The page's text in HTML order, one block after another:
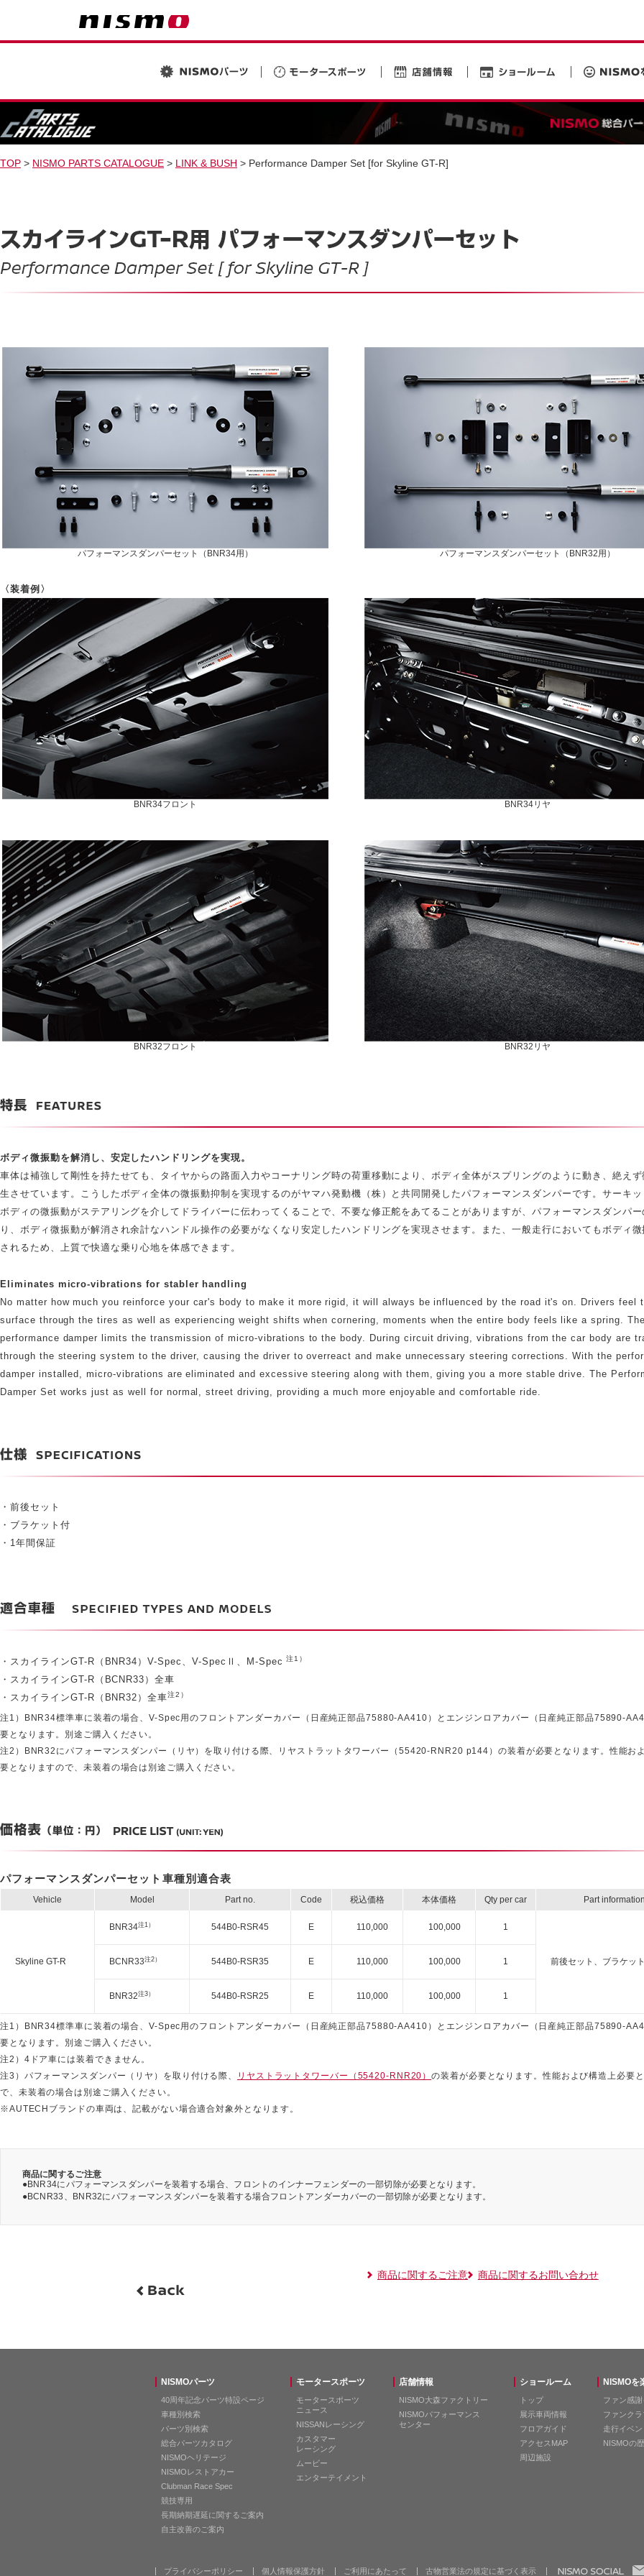
TOP > NISMO PARTS CATALOGUE > LINK & BUSH > Performance Damper Set [for Skyline GT-R]
パフォーマンスダンパーセット（BNR34用） パフォーマンスダンパーセット（BNR32用）
〈装着例〉
BNR34フロント BNR34リヤ
BNR32フロント BNR32リヤ
ボディ微振動を解消し、安定したハンドリングを実現。
車体は補強して剛性を持たせても、タイヤからの路面入力やコーナリング時の荷重移動により、ボディ全体がスプリングのように動き、絶えず
生させています。こうしたボディ全体の微振動抑制を実現するのがヤマハ発動機（株）と共同開発したパフォーマンスダンパーです。サーキッ
ボディの微振動がステアリングを介してドライバーに伝わってくることで、不要な修正舵をあてることがありますが、パフォーマンスダンパー
り、ボディ微振動が解消され余計なハンドル操作の必要がなくなり安定したハンドリングを実現させます。また、一般走行においてもボディ微
されるため、上質で快適な乗り心地を体感できます。
Eliminates micro-vibrations for stabler handling
No matter how much you reinforce your car's body to make it more rigid, it will always be influenced by the road it's on. Drivers feel
surface through the tires as well as experiencing weight shifts when cornering, moments when the entire body feels like a spring. The
performance damper limits the transmission of micro-vibrations to the body. During circuit driving, vibrations from the car body are
through the steering system to the driver, causing the driver to overreact and make unnecessary steering corrections. With the
damper installed, micro-vibrations are eliminated and excessive steering along with them, giving you a more stable drive. The
Damper Set works just as well for normal, street driving, providing a much more enjoyable and comfortable ride.
・前後セット
・ブラケット付
・1年間保証
・スカイラインGT-R（BNR34）V-Spec、V-SpecⅡ、M-Spec注1）
・スカイラインGT-R（BCNR33）全車
・スカイラインGT-R（BNR32）全車注2）
注1）BNR34標準車に装着の場合、V-Spec用のフロントアンダーカバー（日産純正部品75880-AA410）とエンジンロアカバー（日産純正部品75890-
要となります。別途ご購入ください。
注2）BNR32にパフォーマンスダンパー（リヤ）を取り付ける際、リヤストラットタワーバー（55420-RNR20 p144）の装着が必要となります。性能お
要となりますので、未装着の場合は別途ご購入ください。
パフォーマンスダンパーセット車種別適合表
Vehicle Model Part no. Code 税込価格 本体価格 Qty per car Part information
Skyline GT-R
BNR34注1） 544B0-RSR45 E 110,000 100,000 1
前後セット、ブラケッ
BCNR33注2） 544B0-RSR35 E 110,000 100,000 1
BNR32注3） 544B0-RSR25 E 110,000 100,000 1
注1）BNR34標準車に装着の場合、V-Spec用のフロントアンダーカバー（日産純正部品75880-AA410）とエンジンロアカバー（日産純正部品75890-
要となります。別途ご購入ください。
注2）4ドア車には装着できません。
注3）パフォーマンスダンパー（リヤ）を取り付ける際、
リヤストラットタワーバー（55420-RNR20）の装着が必要となります。性能および構造上必要
で、未装着の場合は別途ご購入ください。
※AUTECHブランドの車両は、記載がない場合適合対象外となります。
商品に関するご注意
●BNR34にパフォーマンスダンパーを装着する場合、フロントのインナーフェンダーの一部切除が必要となります。
●BCNR33、BNR32にパフォーマンスダンパーを装着する場合フロントアンダーカバーの一部切除が必要となります。
商品に関するご注意 商品に関するお問い合わせ
NISMOパーツ
40周年記念パーツ特設ページ
車種別検索
パーツ別検索
総合パーツカタログ
NISMOヘリテージ
NISMOレストアカー
Clubman Race Spec
競技専用
長期納期遅延に関するご案内
自主改善のご案内
モータースポーツ
モータースポーツ
ニュース
NISSANレーシング
カスタマー
レーシング
ムービー
エンターテイメント
店舗情報
NISMO大森ファクトリー
NISMOパフォーマンス
センター
ショールーム
トップ
展示車両情報
フロアガイド
アクセスMAP
周辺施設
NISMOを
ファン感謝
ファンクラ
走行イベン
NISMOの
プライバシーポリシー 個人情報保護方針 ご利用にあたって 古物営業法の規定に基づく表示